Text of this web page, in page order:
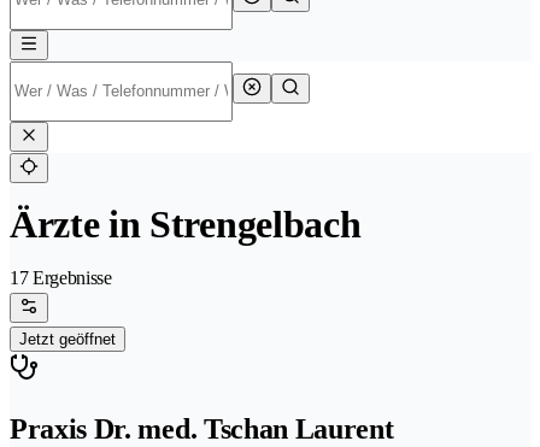
Ärzte in Strengelbach
17 Ergebnisse
Jetzt geöffnet
Praxis Dr. med. Tschan Laurent